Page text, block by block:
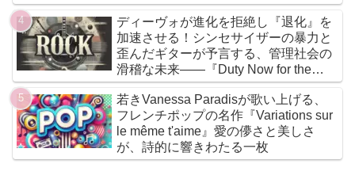
ディーヴォが進化を拒絶し『退化』を
加速させる！シンセサイザーの暴力と
歪んだギターが予言する、管理社会の
滑稽な未来――『Duty Now for the
Future』こそがニューウェイヴの真実
である
若きVanessa Paradisが歌い上げる、
フレンチポップの名作『Variations sur
le même t'aime』愛の儚さと美しさ
が、詩的に響きわたる一枚